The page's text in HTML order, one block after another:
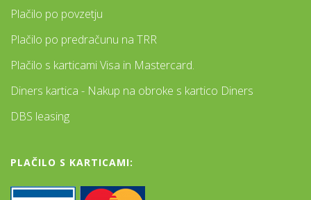
Plačilo po povzetju
Plačilo po predračunu na TRR
Plačilo s karticami Visa in Mastercard.
Diners kartica - Nakup na obroke s kartico Diners
DBS leasing
PLAČILO S KARTICAMI: